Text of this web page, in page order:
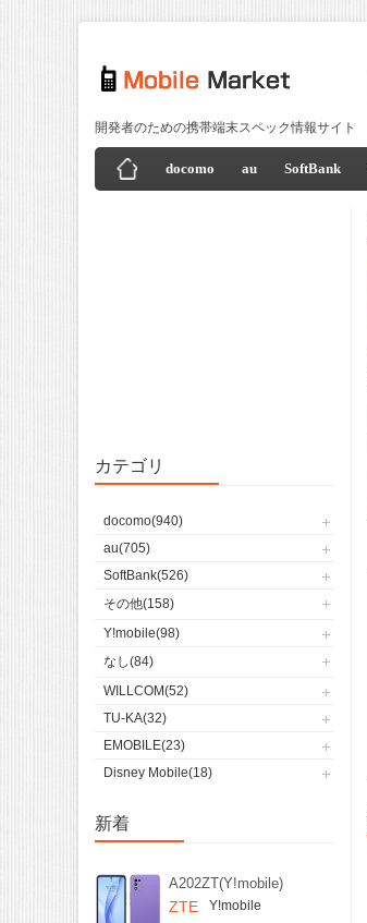
開発者のための携帯端末スペック情報サイト
docomo au SoftBank
カテゴリ
docomo(940)
au(705)
SoftBank(526)
その他(158)
Y!mobile(98)
なし(84)
WILLCOM(52)
TU-KA(32)
EMOBILE(23)
Disney Mobile(18)
新着
A202ZT(Y!mobile)
ZTE Y!mobile